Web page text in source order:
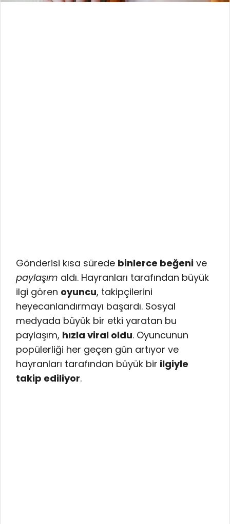
Gönderisi kısa sürede binlerce beğeni ve
paylaşım aldı. Hayranları tarafından büyük
ilgi gören oyuncu, takipçilerini
heyecanlandırmayı başardı. Sosyal
medyada büyük bir etki yaratan bu
paylaşım, hızla viral oldu. Oyuncunun
popülerliği her geçen gün artıyor ve
hayranları tarafından büyük bir ilgiyle
takip ediliyor.